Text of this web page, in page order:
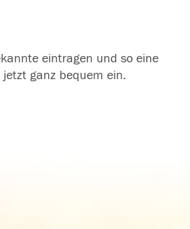
eintragen und so eine
ganz bequem ein.